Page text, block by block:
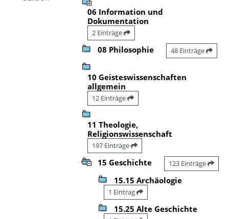
06 Information und
Dokumentation
2 Einträge
08 Philosophie 48 Einträge
10 Geisteswissenschaften
allgemein
12 Einträge
11 Theologie,
Religionswissenschaft
197 Einträge
15 Geschichte 123 Einträge
15.15 Archäologie
1 Eintrag
15.25 Alte Geschichte